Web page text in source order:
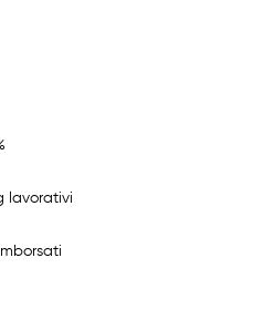
lavorativi